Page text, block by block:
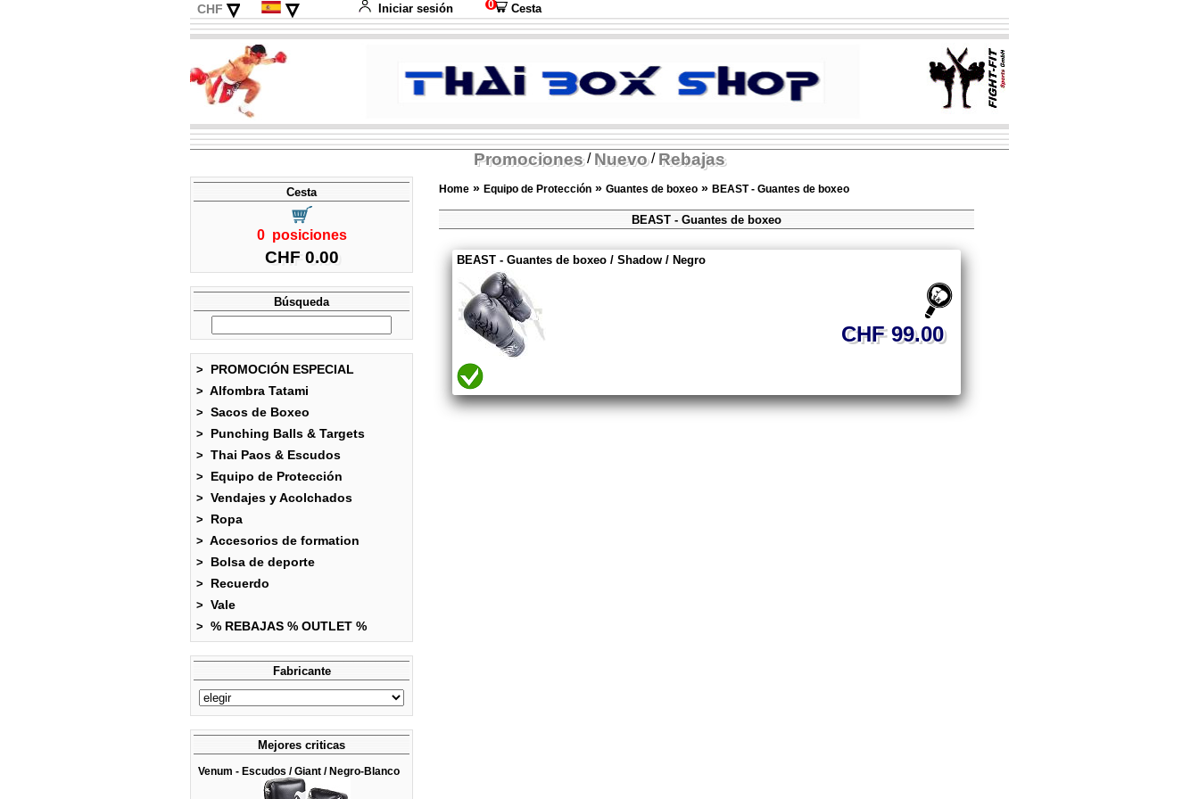
CHF ▿
EUR
▿
Deutsch
Français
Iniciar sesión 0 Cesta
Promociones/ Nuevo/ Rebajas
Cesta
0 posiciones
CHF 0.00
Búsqueda
> PROMOCIÓN ESPECIAL
> Alfombra Tatami
> Sacos de Boxeo
> Punching Balls & Targets
> Thai Paos & Escudos
> Equipo de Protección
> Vendajes y Acolchados
> Ropa
> Accesorios de formation
> Bolsa de deporte
> Recuerdo
> Vale
> % REBAJAS % OUTLET %
Fabricante
Mejores criticas
Venum - Escudos / Giant / Negro-Blanco
Home » Equipo de Protección » Guantes de boxeo » BEAST - Guantes de boxeo
BEAST - Guantes de boxeo
BEAST - Guantes de boxeo / Shadow / Negro
CHF 99.00